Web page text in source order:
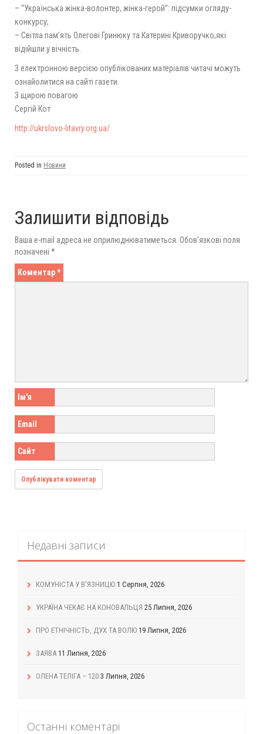
– “Українська жінка-волонтер, жінка-герой”: підсумки огляду-
конкурсу;
– Світла пам’ять Олегові Гринюку та Катерині Криворучко,які
відійшли у вічність.
З електронною версією опублікованих матеріалів читачі можуть
ознайолитися на сайті газети.
З щирою повагою
Сергій Кот
http://ukrslovo-litavry.org.ua/
Posted in Новини
Залишити відповідь
Ваша e-mail адреса не оприлюднюватиметься. Обов’язкові поля
позначені *
Коментар*
Ім'я
Email
Сайт
Недавні записи
КОМУНІСТА У В’ЯЗНИЦЮ 1 Серпня, 2026
УКРАЇНА ЧЕКАЄ НА КОНОВАЛЬЦЯ 25 Липня, 2026
ПРО ЕТНІЧНІСТЬ, ДУХ ТА ВОЛЮ 19 Липня, 2026
ЗАЯВА 11 Липня, 2026
ОЛЕНА ТЕЛІГА – 120 3 Липня, 2026
Останні коментарі